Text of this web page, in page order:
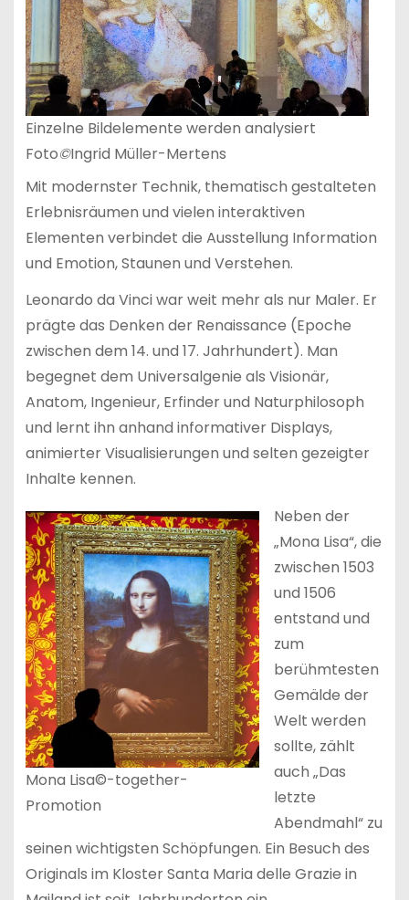
Einzelne Bildelemente werden analysiert
Foto©Ingrid Müller-Mertens
Mit modernster Technik, thematisch gestalteten
Erlebnisräumen und vielen interaktiven
Elementen verbindet die Ausstellung Information
und Emotion, Staunen und Verstehen.
Leonardo da Vinci war weit mehr als nur Maler. Er
prägte das Denken der Renaissance (Epoche
zwischen dem 14. und 17. Jahrhundert). Man
begegnet dem Universalgenie als Visionär,
Anatom, Ingenieur, Erfinder und Naturphilosoph
und lernt ihn anhand informativer Displays,
animierter Visualisierungen und selten gezeigter
Inhalte kennen.
Mona Lisa©-together-
Promotion
Neben der
„Mona Lisa“, die
zwischen 1503
und 1506
entstand und
zum
berühmtesten
Gemälde der
Welt werden
sollte, zählt
auch „Das
letzte
Abendmahl“ zu
seinen wichtigsten Schöpfungen. Ein Besuch des
Originals im Kloster Santa Maria delle Grazie in